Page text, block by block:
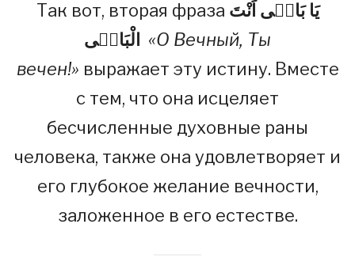
Так вот, вторая фраза يَا بَاقٖى اَنْتَ
«О Вечный, Ты
вечен!» выражает эту истину. Вместе
с тем, что она исцеляет
бесчисленные духовные раны
человека, также она удовлетворяет и
его глубокое желание вечности,
заложенное в его ­естестве.